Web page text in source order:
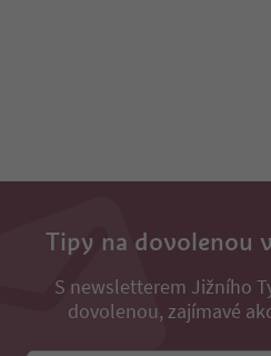
Tipy na dovolenou
S newsletterem Jižního
dovolenou, zajímavé